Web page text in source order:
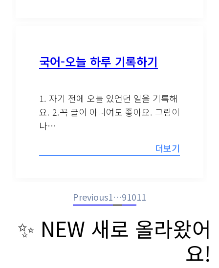
국어-오늘 하루 기록하기
1. 자기 전에 오늘 있언던 일을 기록해
요. 2.꼭 글이 아니여도 좋아요. 그림이
나…
더보기
Previous1…91011
✨ NEW 새로 올라왔어
요!